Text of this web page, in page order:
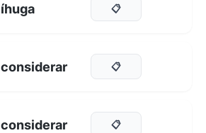
íhuga 📋
considerar 📋
considerar 📋